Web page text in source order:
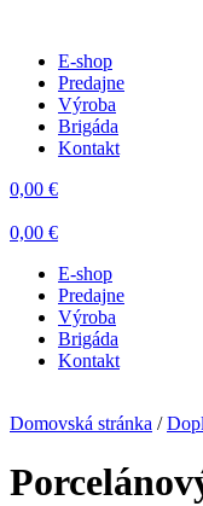
E-shop
Predajne
Výroba
Brigáda
Kontakt
0,00 €
0,00 €
E-shop
Predajne
Výroba
Brigáda
Kontakt
Domovská stránka /